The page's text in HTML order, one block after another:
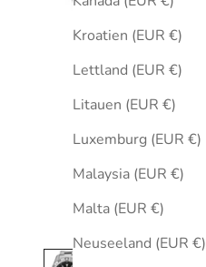
Kroatien (EUR €)
Lettland (EUR €)
Litauen (EUR €)
Luxemburg (EUR €)
Malaysia (EUR €)
Malta (EUR €)
Neuseeland (EUR €)